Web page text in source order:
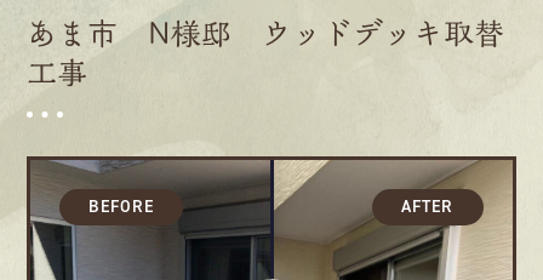
募集要項
先輩インタビュー
あま市 N様邸 ウッドデッキ取替
工事